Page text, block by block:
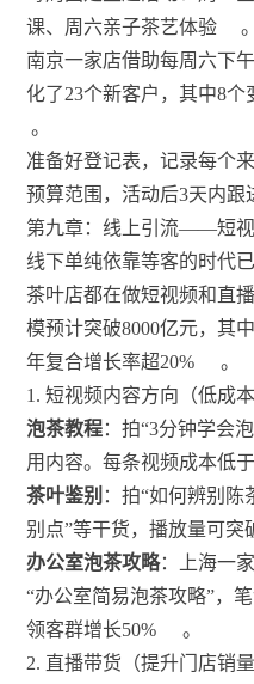
课、周六亲子茶艺体验
。
南京一家店借助每周六下
化了23个新客户，其中8
。
准备好登记表，记录每个
预算范围，活动后3天内跟
第九章：线上引流——短
线下单纯依靠等客的时代
茶叶店都在做短视频和直播
模预计突破8000亿元，其
年复合增长率超20%
。
1. 短视频内容方向（低成本
泡茶教程：拍“3分钟学会
用内容。每条视频成本低
茶叶鉴别 ：拍“如何辨别陈
别点”等干货，播放量可突
办公室泡茶攻略：上海一
“办公室简易泡茶攻略”，
领客群增长50%
。
2. 直播带货（提升门店销量